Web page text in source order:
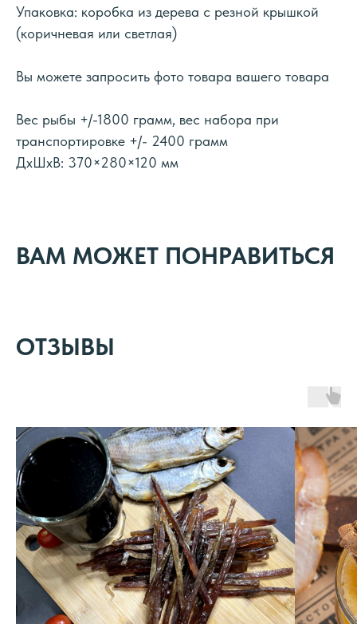
Упаковка: коробка из дерева с резной крышкой
(коричневая или светлая)
Вы можете запросить фото товара вашего товара
Вес рыбы +/-1800 грамм, вес набора при
транспортировке +/- 2400 грамм
ДxШxВ: 370×280×120 мм
ВАМ МОЖЕТ ПОНРАВИТЬСЯ
ОТЗЫВЫ